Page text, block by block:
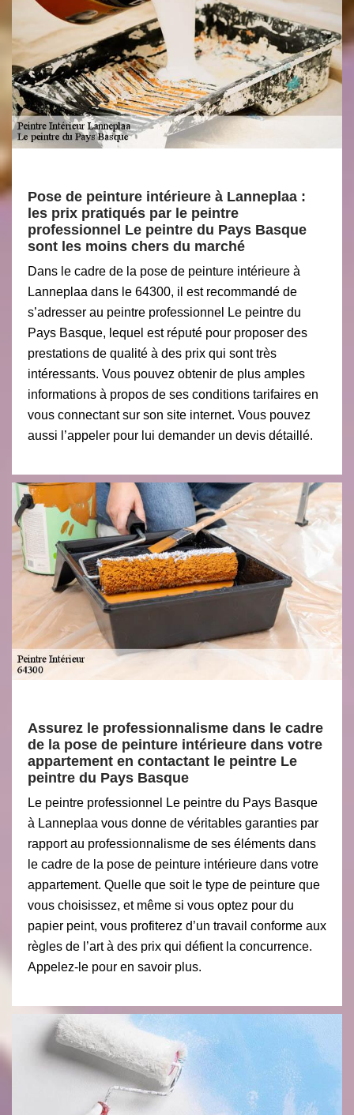
Pose de peinture intérieure à Lanneplaa :
les prix pratiqués par le peintre
professionnel Le peintre du Pays Basque
sont les moins chers du marché
Dans le cadre de la pose de peinture intérieure à
Lanneplaa dans le 64300, il est recommandé de
s’adresser au peintre professionnel Le peintre du
Pays Basque, lequel est réputé pour proposer des
prestations de qualité à des prix qui sont très
intéressants. Vous pouvez obtenir de plus amples
informations à propos de ses conditions tarifaires en
vous connectant sur son site internet. Vous pouvez
aussi l’appeler pour lui demander un devis détaillé.
Assurez le professionnalisme dans le cadre
de la pose de peinture intérieure dans votre
appartement en contactant le peintre Le
peintre du Pays Basque
Le peintre professionnel Le peintre du Pays Basque
à Lanneplaa vous donne de véritables garanties par
rapport au professionnalisme de ses éléments dans
le cadre de la pose de peinture intérieure dans votre
appartement. Quelle que soit le type de peinture que
vous choisissez, et même si vous optez pour du
papier peint, vous profiterez d’un travail conforme aux
règles de l’art à des prix qui défient la concurrence.
Appelez-le pour en savoir plus.